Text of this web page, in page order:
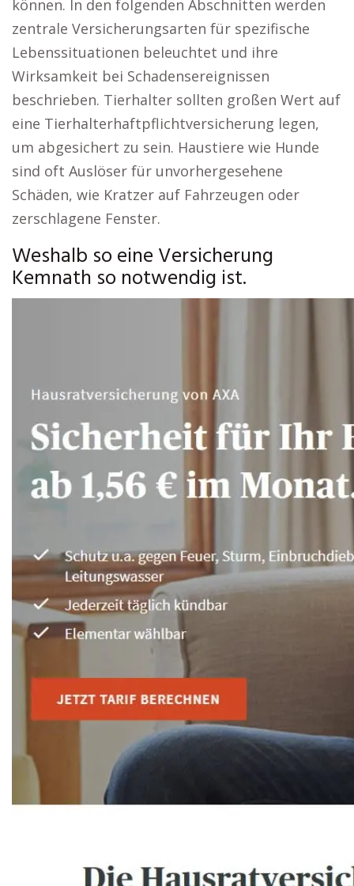
können. In den folgenden Abschnitten werden
zentrale Versicherungsarten für spezifische
Lebenssituationen beleuchtet und ihre
Wirksamkeit bei Schadensereignissen
beschrieben. Tierhalter sollten großen Wert auf
eine Tierhalterhaftpflichtversicherung legen,
um abgesichert zu sein. Haustiere wie Hunde
sind oft Auslöser für unvorhergesehene
Schäden, wie Kratzer auf Fahrzeugen oder
zerschlagene Fenster.
Weshalb so eine Versicherung
Kemnath so notwendig ist.